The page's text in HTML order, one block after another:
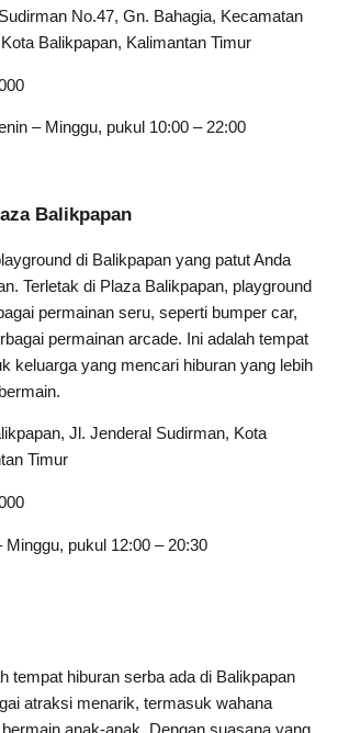
No.47, Gn. Bahagia, Kecamatan
Balikpapan, Kalimantan Timur
– Minggu, pukul 10:00 – 22:00
Balikpapan
di Balikpapan yang patut Anda
Terletak di Plaza Balikpapan, playground
permainan seru, seperti bumper car,
permainan arcade. Ini adalah tempat
keluarga yang mencari hiburan yang lebih
Jl. Jenderal Sudirman, Kota
Kalimantan Timur
pukul 12:00 – 20:30
tempat hiburan serba ada di Balikpapan
atraksi menarik, termasuk wahana